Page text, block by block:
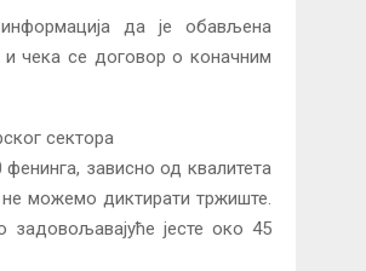
да је обављена
и чека се договор о коначним
сектора
зависно од квалитета
можемо диктирати тржиште.
јесте око 45